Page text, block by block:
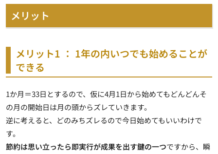
メリット
メリット1 ： 1年の内いつでも始めることが
できる
1か月＝33日とするので、仮に4月1日から始めてもどんどんそ
の月の開始日は月の頭からズレていきます。
逆に考えると、どのみちズレるので今日始めてもいいわけで
す。
節約は思い立ったら即実行が成果を出す鍵の一つですから、瞬